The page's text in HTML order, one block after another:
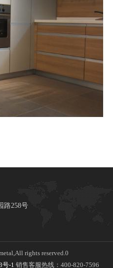
路258号
rights reserved.0
号-1 销售客服热线：400-820-7596